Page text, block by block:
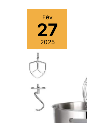
Fév
27
2025